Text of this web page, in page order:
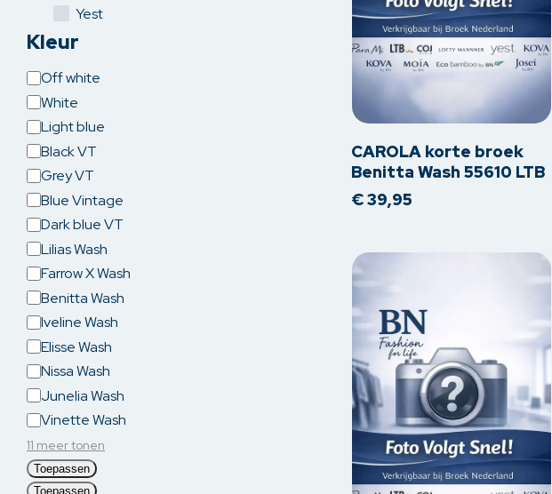
Yest
Kleur
KleurOff white
White
Light blue
Black VT
Grey VT
Blue Vintage
Dark blue VT
Lilias Wash
Farrow X Wash
Benitta Wash
Iveline Wash
Elisse Wash
Nissa Wash
Junelia Wash
Vinette Wash
11 meer tonen
Toepassen
Toepassen
Dit
product
heeft
meerdere
variaties.
Deze
gekozen
worden
op
de
productpagina
CAROLA korte broek
Benitta Wash 55610 LTB
€39,95